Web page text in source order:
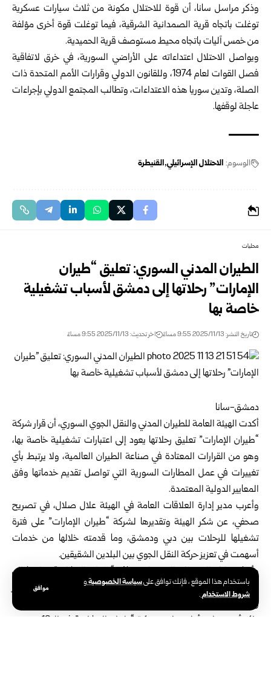
باستخدام هذا الموقع ، فإنك توافق علىسياسة الخصوصيةو
شروط الاستخدام.
موافق
وذكر مراسل سانا، أن قوة للاحتلال مكونة من ثلاث سيارات عسكرية
توغلت باتجاه قرية الصمدانية الشرقية، فيما توغلت قوة أخرى مؤلفة
من خمس آليات باتجاه محيط مستوصف قرية الحميدية.
ويواصل الاحتلال اعتداءاته على الأراضي السورية، في خرق لاتفاقية
فصل القوات لعام 1974، وللقانون الدولي وقرارات الأمم المتحدة ذات
الصلة، وتدين سوريا هذه الاعتداءات، وتطالب المجتمع الدولي بإجراءات
عاجلة لوقفها.
الوسوم: الاحتلال الإسرائيلي القنيطرة
محليات
الطيران المدني السوري: تعليق “طيران
الإمارات” رحلاتها إلى دمشق لأسباب تشغيلية
خاصة بها
تاريخ النشر: 2025/11/13 9:55 مساءً اخر تحديث: 2025/11/13 9:55 مساءً
دمشق-سانا
أكدتالهيئة العامة للطيران المدنيوالنقل الجوي السوري، أن قرار شركة
“طيران الإمارات” تعليق رحلاتها يعود إلى اعتبارات تشغيلية خاصة بها،
وهو من القرارات المعتادة في صناعة الطيران العالمية، ولا يرتبط بأي
تغييرات في عمل المطارات السورية التي تواصل تقديم خدماتها وفق
المعايير الدولية المعتمدة.
وأعرب مدير إدارة العلاقات العامة في الهيئة علال صلال، في تصريح
صحفي، عن شكر الهيئة وتقديرها لشركة “طيران الإمارات” على فترة
تشغيلها للرحلات بين دبي ودمشق، وما قدمته خلالها من خدمات
أسهمت في تعزيز حركة النقل الجوي بين البلدين الشقيقين.
وأشار صلال إلى تطلع الهيئة لاستئناف “طيران الإمارات” رحلاتها إلى
دمشق في الوقت المناسب، بما يخدم المسافرين ويعزز حركة السفر
والتواصل بين سوريا ودولة الإمارات العربية المتحدة.